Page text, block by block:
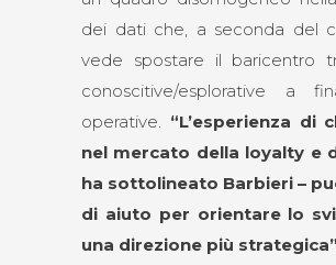
dei dati che, a seconda del
vede spostare il baricentro
conoscitive/esplorative a
operative. “L’esperienza di
nel mercato della loyalty e
ha sottolineato Barbieri –
di aiuto per orientare lo
una direzione più strategica”